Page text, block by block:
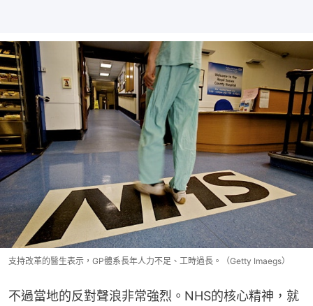
支持改革的醫生表示，GP體系長年人力不足、工時過長。（Getty Imaegs）
不過當地的反對聲浪非常強烈。NHS的核心精神，就